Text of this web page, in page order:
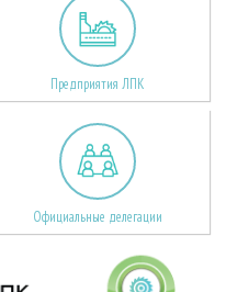
Предприятия ЛПК
Официальные делегации